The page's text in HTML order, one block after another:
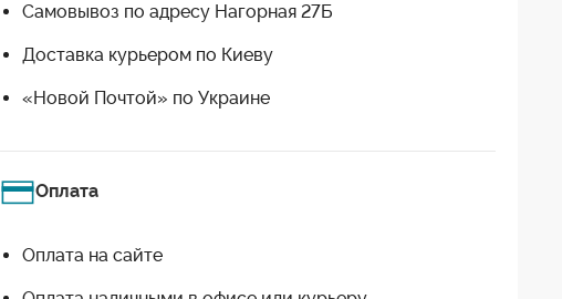
Самовывоз по адресу Нагорная 27Б
Доставка курьером по Киеву
«Новой Почтой» по Украине
Оплата
Оплата на сайте